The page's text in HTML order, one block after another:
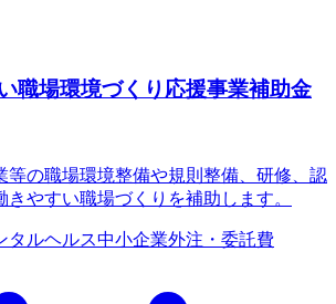
職場環境づくり応援事業補助金
等の職場環境整備や規則整備、研修、認
やすい職場づくりを補助します。
タルヘルス中小企業外注・委託費